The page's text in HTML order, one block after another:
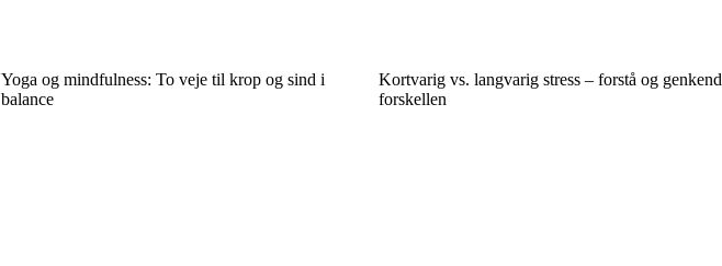
Yoga og mindfulness: To veje til krop og sind i
balance
Kortvarig vs. langvarig stress – forstå og genkend
forskellen